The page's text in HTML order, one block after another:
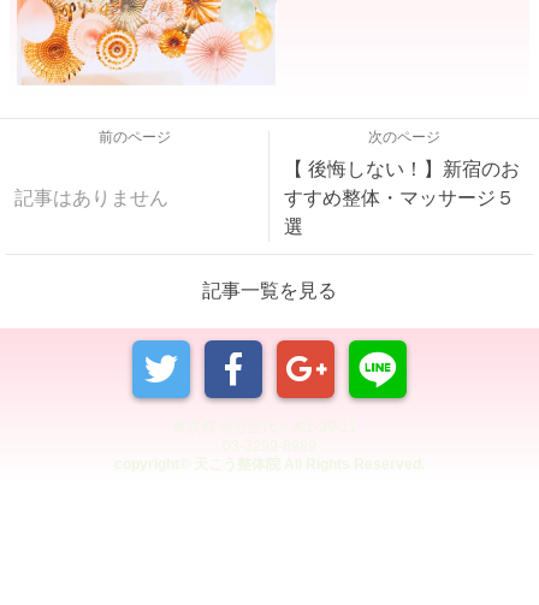
前のページ
記事はありません
次のページ
【 後悔しない！】新宿のお
すすめ整体・マッサージ５
選
記事一覧を見る
copyright© 天こう整体院 All Rights Reserved.